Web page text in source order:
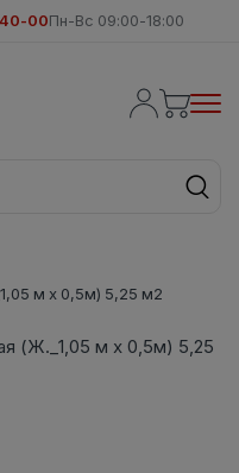
00Пн-Вс 09:00-18:00
м х 0,5м) 5,25 м2